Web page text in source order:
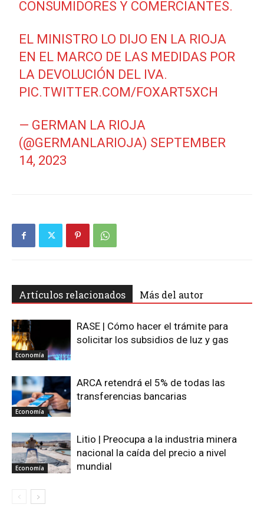
CONSUMIDORES Y COMERCIANTES.
EL MINISTRO LO DIJO EN LA RIOJA
EN EL MARCO DE LAS MEDIDAS POR
LA DEVOLUCIÓN DEL IVA.
PIC.TWITTER.COM/FOXART5XCH
— GERMAN LA RIOJA
(@GERMANLARIOJA) SEPTEMBER
14, 2023
Artículos relacionados Más del autor
Economía
RASE | Cómo hacer el trámite para
solicitar los subsidios de luz y gas
Economía
ARCA retendrá el 5% de todas las
transferencias bancarias
Economía
Litio | Preocupa a la industria minera
nacional la caída del precio a nivel
mundial